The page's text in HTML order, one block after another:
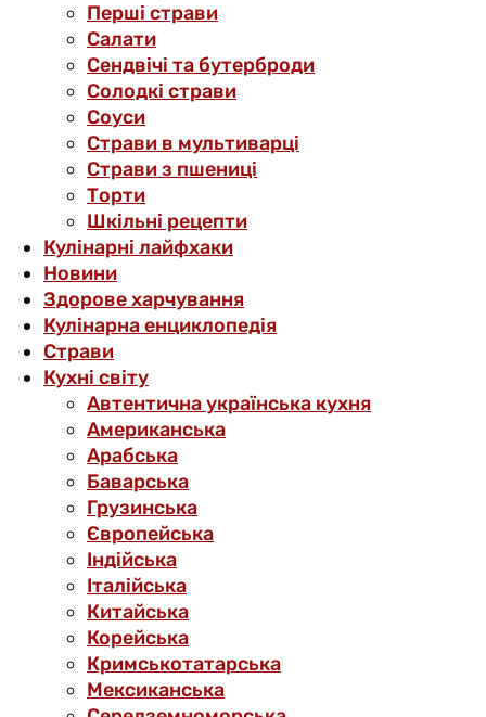
Перші страви
Салати
Сендвічі та бутерброди
Солодкі страви
Соуси
Страви в мультиварці
Страви з пшениці
Торти
Шкільні рецепти
Кулінарні лайфхаки
Новини
Здорове харчування
Кулінарна енциклопедія
Страви
Кухні світу
Автентична українська кухня
Американська
Арабська
Баварська
Грузинська
Європейська
Індійська
Італійська
Китайська
Корейська
Кримськотатарська
Мексиканська